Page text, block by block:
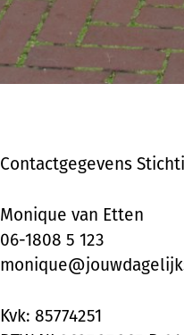
Contactgegevens
Monique van Etten
06-1808 5 123
Kvk: 85774251